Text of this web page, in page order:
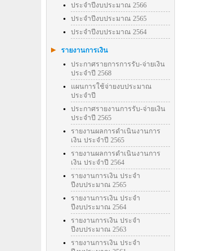
ประจำปีงบประมาณ 2566
ประจำปีงบประมาณ 2565
ประจำปีงบประมาณ 2564
รายงานการเงิน
ประกาศรายการการรับ-จ่ายเงิน
ประจำปี 2568
แผนการใช้จ่ายงบประมาณ
ประจำปี
ประกาศรายงานการรับ-จ่ายเงิน
ประจำปี 2565
รายงานผลการดำเนินงานการ
เงิน ประจำปี 2565
รายงานผลการดำเนินงานการ
เงิน ประจำปี 2564
รายงานการเงิน ประจำ
ปีงบประมาณ 2565
รายงานการเงิน ประจำ
ปีงบประมาณ 2564
รายงานการเงิน ประจำ
ปีงบประมาณ 2563
รายงานการเงิน ประจำ